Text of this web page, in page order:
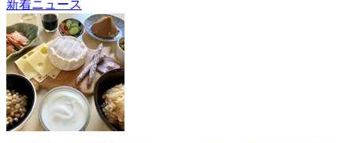
新着ニュース